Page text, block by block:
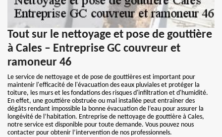
Tout sur le nettoyage et pose de gouttière
à Cales – Entreprise GC couvreur et
ramoneur 46
Le service de nettoyage et de pose de gouttières est important pour
maintenir l'efficacité de l'évacuation des eaux pluviales et protéger la
toiture, les murs et les fondations des risques d'infiltration et d'humidité.
En effet, une gouttière obstruée ou mal installée peut entraîner des
dégâts rendant impossible la bonne évacuation de l’eau pour assurer la
longévité de l’habitation. Entreprise de nettoyage de gouttière à Cales,
notre service est disponible pour toute demande. Vous pouvez nous
contacter pour obtenir l’intervention de nos professionnels.